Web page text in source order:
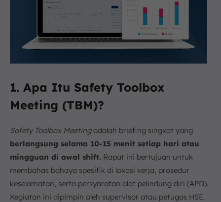
1. Apa Itu Safety Toolbox
Meeting (TBM)?
Safety Toolbox Meetingadalah briefing singkat yang
berlangsung selama 10-15 menit setiap hari atau
mingguan di awal shift. Rapat ini bertujuan untuk
membahas bahaya spesifik di lokasi kerja, prosedur
keselamatan, serta persyaratan alat pelindung diri (APD).
Kegiatan ini dipimpin oleh supervisor atau petugas HSE.